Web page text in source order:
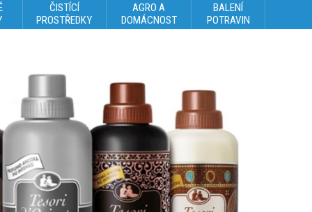
ČISTÍCÍ
PROSTŘEDKY
AGRO A
DOMÁCNOST
BALENÍ
POTRAVIN